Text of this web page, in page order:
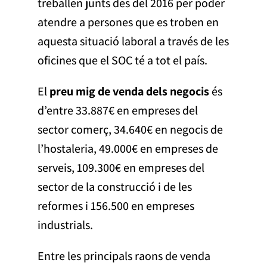
atendre a persones que es troben en
aquesta situació laboral a través de les
oficines que el SOC té a tot el país.
Elpreu mig de venda dels negocisés
d’entre 33.887€ en empreses del
sector comerç, 34.640€ en negocis de
l’hostaleria, 49.000€ en empreses de
serveis, 109.300€ en empreses del
sector de la construcció i de les
reformes i 156.500 en empreses
industrials.
Entre les principals raons de venda